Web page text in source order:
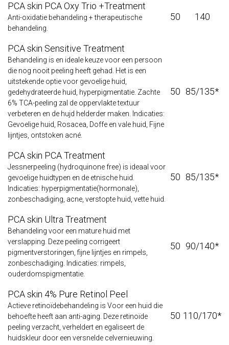
PCA skin PCA Oxy Trio +Treatment
Anti-oxidatie behandeling + therapeutische
behandeling.
50 140
PCA skin Sensitive Treatment
Behandeling is en ideale keuze voor een persoon
die nog nooit peeling heeft gehad. Het is een
uitstekende optie voor gevoelige huid,
gedehydrateerde huid, hyperpigmentatie. Zachte
6% TCA-peeling zal de oppervlakte textuur
verbeteren en de hujd helderder maken. Indicaties:
Gevoelige huid, Rosacea, Doffe en vale huid, Fijne
lijntjes, ontstoken acné.
50 85/135*
PCA skin PCA Treatment
Jessnerpeeling (hydroquinone free) is ideaal voor
gevoelige huidtypen en de etnische huid.
Indicaties: hyperpigmentatie(hormonale),
zonbeschadiging, acne, verstopte huid, vette huid.
50 85/135*
PCA skin Ultra Treatment
Behandeling voor een mature huid met
verslapping. Deze peeling corrigeert
pigmentverstoringen, fijne lijntjes en rimpels,
zonbeschadiging. Indicaties: rimpels,
ouderdomspigmentatie.
50 90/140*
PCA skin 4% Pure Retinol Peel
Actieve retinoïdebehandeling is Voor een huid die
behoefte heeft aan anti-aging. Deze retinoïde
peeling verzacht, verheldert en egaliseert de
huidskleur door een versnelde celvernieuwing.
50 110/170*